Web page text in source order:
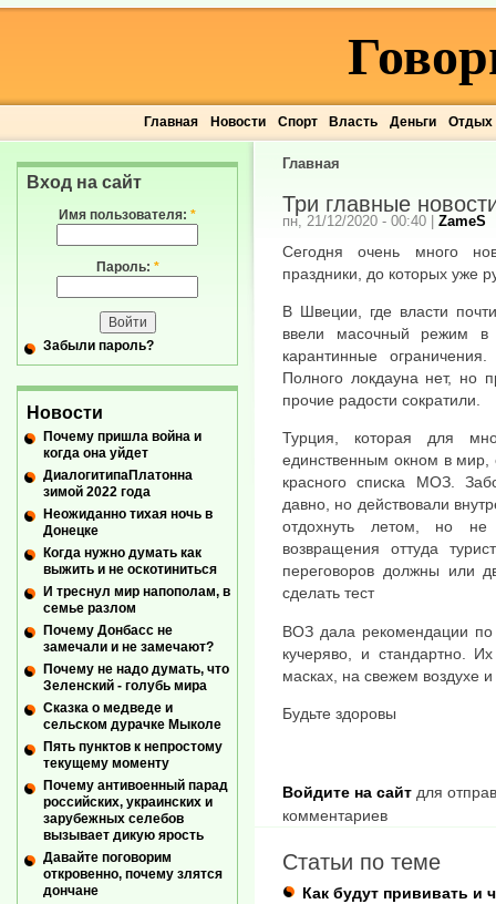
Главная Новости Спорт Власть Деньги Отдых
Главная
Три главные
пн, 21/12/2020 - 00:40 | ZameS
Сегодня очень много
праздники, до которых уже
В Швеции, где власти
ввели масочный режим в
карантинные
Полного локдауна нет, но
прочие радости сократили.
Турция, которая для
единственным окном в мир,
красного списка МОЗ.
давно, но действовали
отдохнуть летом, но
возвращения оттуда
переговоров должны или
сделать тест
ВОЗ дала рекомендации по
кучеряво, и стандартно.
масках, на свежем воздухе
Будьте здоровы
Войдите на сайт для
комментариев
Статьи по теме
Как будут прививать и
Вход на сайт
Имя пользователя: *
Пароль: *
Забыли пароль?
Новости
Почему пришла война и
когда она уйдет
ДиалогитипаПлатонна
зимой 2022 года
Неожиданно тихая ночь в
Донецке
Когда нужно думать как
выжить и не оскотиниться
И треснул мир напополам, в
семье разлом
Почему Донбасс не
замечали и не замечают?
Почему не надо думать, что
Зеленский - голубь мира
Сказка о медведе и
сельском дурачке Мыколе
Пять пунктов к непростому
текущему моменту
Почему антивоенный парад
российских, украинских и
зарубежных селебов
вызывает дикую ярость
Давайте поговорим
откровенно, почему злятся
дончане